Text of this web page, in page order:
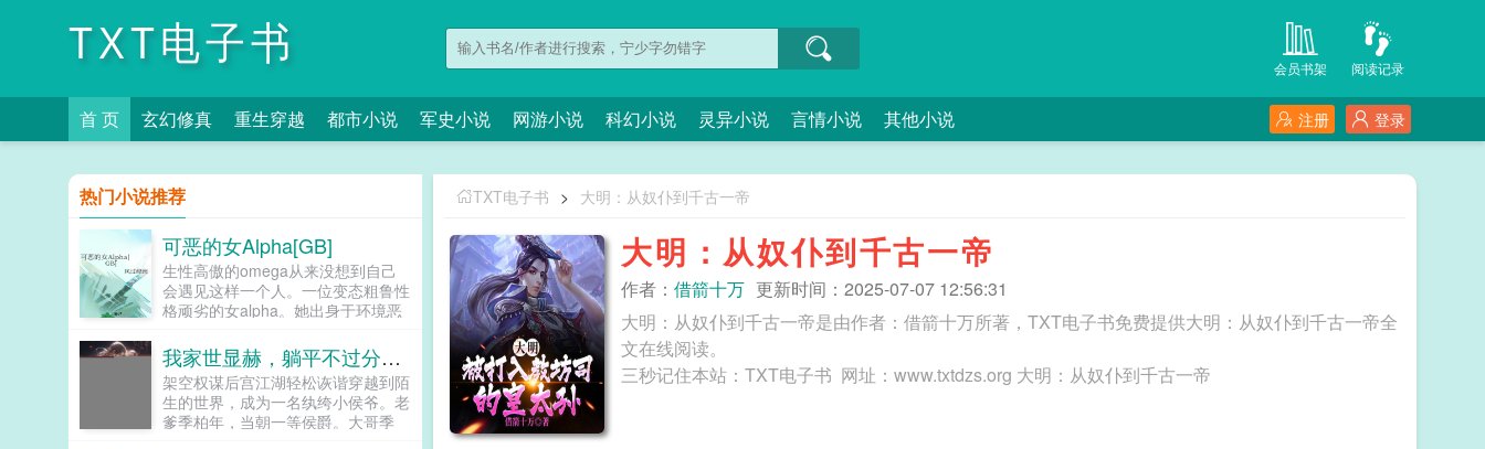
TXT电子书 阅读记录
会员书架
首 页 玄幻修真 重生穿越 都市小说 军史小说 网游小说 科幻小说 灵异小说 言情小说 其他小说 登录
注册
TXT电子书 > 大明：从奴仆到千古一帝
大明：从奴仆到千古一帝
作者： 借箭十万 更新时间：2025-07-07 12:56:31
大明：从奴仆到千古一帝是由作者：借箭十万所著，TXT电子书免费提供大明：从奴仆到千古一帝全
文在线阅读。
三秒记住本站：TXT电子书 网址：www.txtdzs.org 大明：从奴仆到千古一帝
热门小说推荐
可恶的女Alpha[GB]
生性高傲的omega从来没想到自己
会遇见这样一个人。一位变态粗鲁性
格顽劣的女alpha。她出身于环境恶
实力。她对其他人礼貌友好，唯独对
自己态度恶劣。她积极活跃，干劲十
足，极具探险精神。她言语轻浮，肆
意妄为，逗弄他的感情。她彬彬有礼
却又眼神露骨。高傲的omega破防
我家世显赫，躺平不过分吧！
架空权谋后宫江湖轻松诙谐穿越到陌
生的世界，成为一名纨绔小侯爷。老
爹季柏年，当朝一等侯爵。大哥季